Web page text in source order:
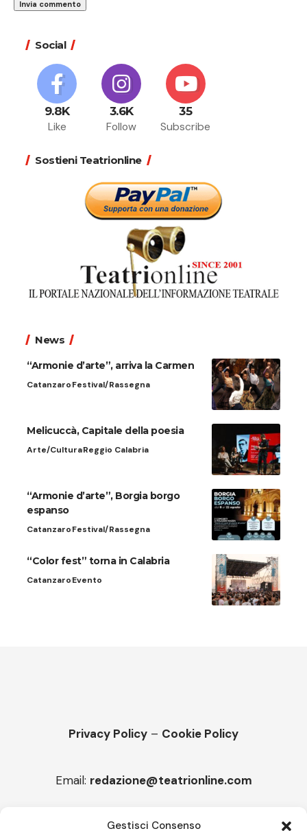
Gestisci Consenso
Social
9.8K
Like
3.6K
Follow
35
Subscribe
Sostieni Teatrionline
News
“Armonie d’arte”, arriva la Carmen
CatanzaroFestival/Rassegna
Melicuccà, Capitale della poesia
Arte/CulturaReggio Calabria
“Armonie d’arte”, Borgia borgo
espanso
CatanzaroFestival/Rassegna
“Color fest” torna in Calabria
CatanzaroEvento
Privacy Policy – Cookie Policy
Email: redazione@teatrionline.com